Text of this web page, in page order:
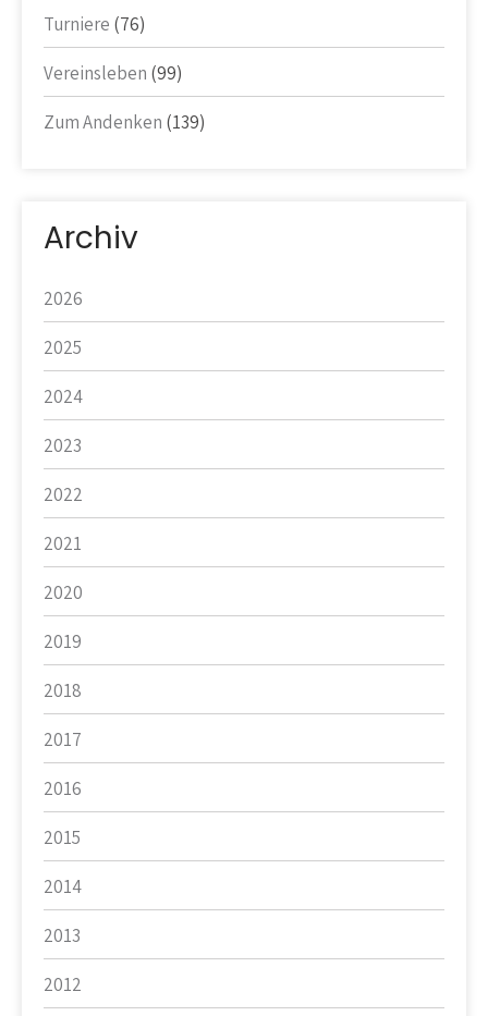
Turniere (76)
Vereinsleben (99)
Zum Andenken (139)
Archiv
2026
2025
2024
2023
2022
2021
2020
2019
2018
2017
2016
2015
2014
2013
2012